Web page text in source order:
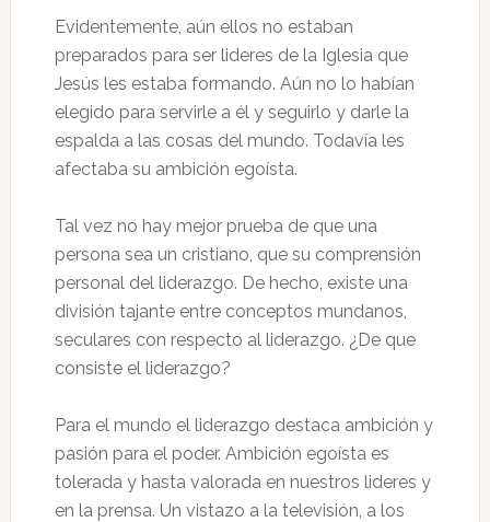
Evidentemente, aún ellos no estaban
preparados para ser lideres de la Iglesia que
Jesús les estaba formando. Aún no lo habían
elegido para servirle a él y seguirlo y darle la
espalda a las cosas del mundo. Todavía les
afectaba su ambición egoísta.
Tal vez no hay mejor prueba de que una
persona sea un cristiano, que su comprensión
personal del liderazgo. De hecho, existe una
división tajante entre conceptos mundanos,
seculares con respecto al liderazgo. ¿De que
consiste el liderazgo?
Para el mundo el liderazgo destaca ambición y
pasión para el poder. Ambición egoísta es
tolerada y hasta valorada en nuestros lideres y
en la prensa. Un vistazo a la televisión, a los